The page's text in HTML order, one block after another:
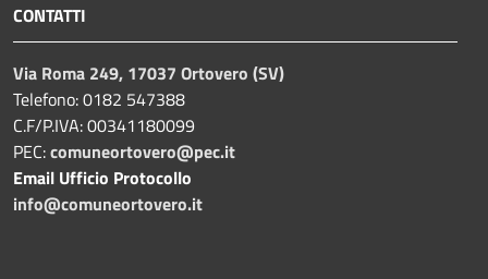
CONTATTI
Via Roma 249, 17037 Ortovero (SV)
Telefono: 0182 547388
C.F/P.IVA: 00341180099
PEC:comuneortovero@pec.it
Email Ufficio Protocollo
info@comuneortovero.it